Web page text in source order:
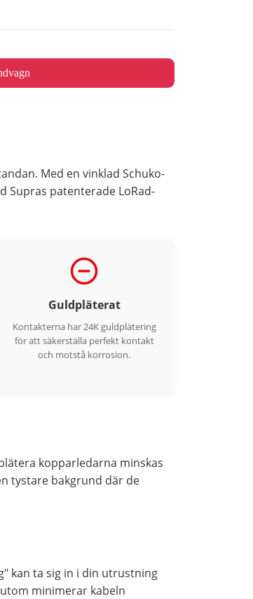
Med en vinklad Schuko-
Supras patenterade LoRad-
Guldpläterat
Kontakterna har 24K guldplätering
för att säkerställa perfekt kontakt
och motstå korrosion.
kopparledarna minskas
tystare bakgrund där de
kan ta sig in i din utrustning
minimerar kabeln